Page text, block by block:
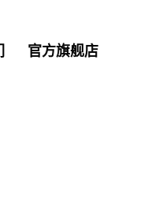
官方旗舰店